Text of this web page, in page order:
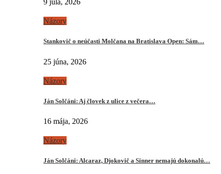
9 júla, 2026
Názory
Stankovič o neúčasti Molčana na Bratislava Open: Sám…
25 júna, 2026
Názory
Ján Solčáni: Aj človek z ulice z večera…
16 mája, 2026
Názory
Ján Solčáni: Alcaraz, Djokovič a Sinner nemajú dokonalú…